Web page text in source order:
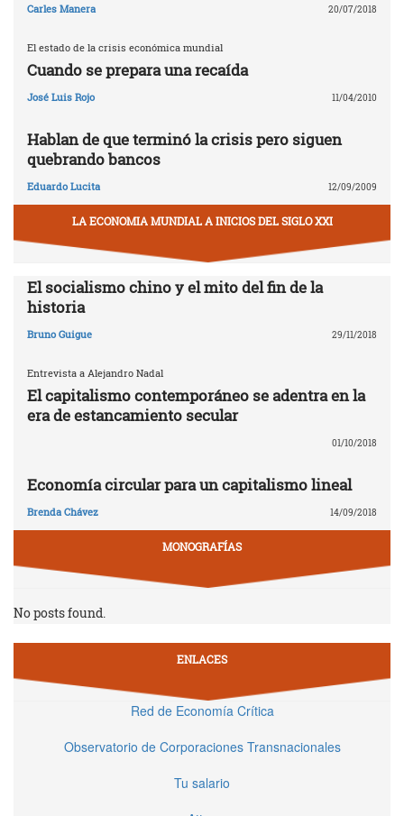
Carles Manera 20/07/2018
El estado de la crisis económica mundial
Cuando se prepara una recaída
José Luis Rojo 11/04/2010
Hablan de que terminó la crisis pero siguen
quebrando bancos
Eduardo Lucita 12/09/2009
LA ECONOMIA MUNDIAL A INICIOS DEL SIGLO XXI
El socialismo chino y el mito del fin de la
historia
Bruno Guigue 29/11/2018
Entrevista a Alejandro Nadal
El capitalismo contemporáneo se adentra en la
era de estancamiento secular
01/10/2018
Economía circular para un capitalismo lineal
Brenda Chávez 14/09/2018
MONOGRAFÍAS
No posts found.
ENLACES
Red de Economía Crítica
Observatorio de Corporaciones Transnacionales
Tu salario